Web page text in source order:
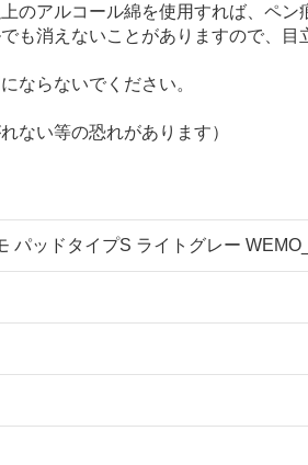
のアルコール綿を使用すれば、ペ
も消えないことがありますので、
ならないでください。
ない等の恐れがあります）
パッドタイプS ライトグレー